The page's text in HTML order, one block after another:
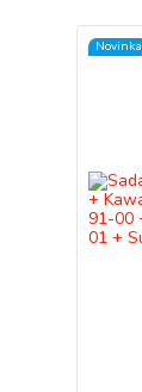
Novinka